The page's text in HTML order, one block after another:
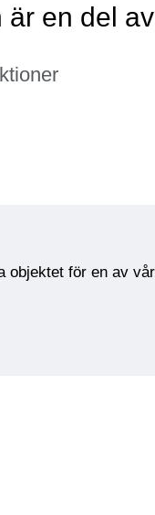
är en del
objektet för en av